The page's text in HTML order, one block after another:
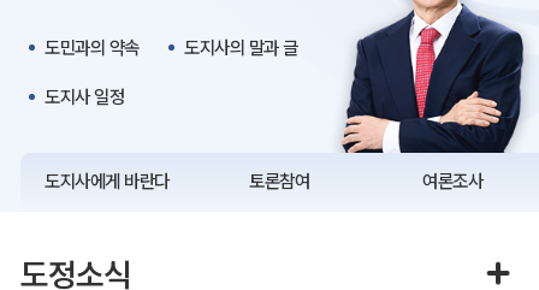
정보공개
도민과의 약속 도지사의 말과 글
도지사 일정
도지사에게 바란다 토론참여 여론조사
도정소식